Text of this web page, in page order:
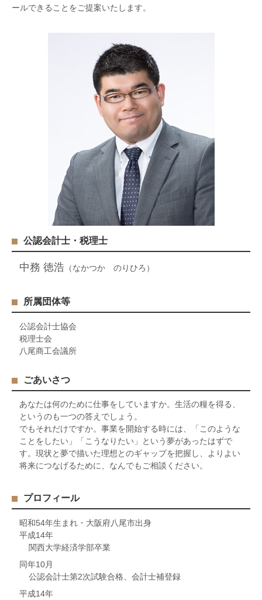
ールできることをご提案いたします。
公認会計士・税理士
中務 徳浩（なかつか のりひろ）
所属団体等
公認会計士協会
税理士会
八尾商工会議所
ごあいさつ
あなたは何のために仕事をしていますか。生活の糧を得る、
というのも一つの答えでしょう。
でもそれだけですか。事業を開始する時には、「このような
ことをしたい」「こうなりたい」という夢があったはずで
す。現状と夢で描いた理想とのギャップを把握し、よりよい
将来につなげるために、なんでもご相談ください。
プロフィール
昭和54年生まれ・大阪府八尾市出身
平成14年
関西大学経済学部卒業
同年10月
公認会計士第2次試験合格、会計士補登録
平成14年